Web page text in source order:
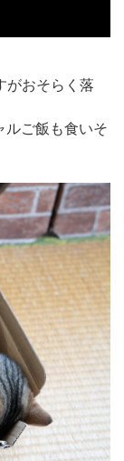
がおそらく落
ルご飯も食いそ